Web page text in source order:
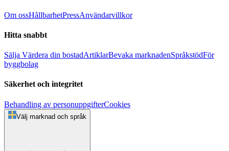
Om ossHållbarhetPressAnvändarvillkor
Hitta snabbt
Sälja Värdera din bostadArtiklarBevaka marknadenSpråkstödFör
byggbolag
Säkerhet och integritet
Behandling av personuppgifterCookies
Välj marknad och språk